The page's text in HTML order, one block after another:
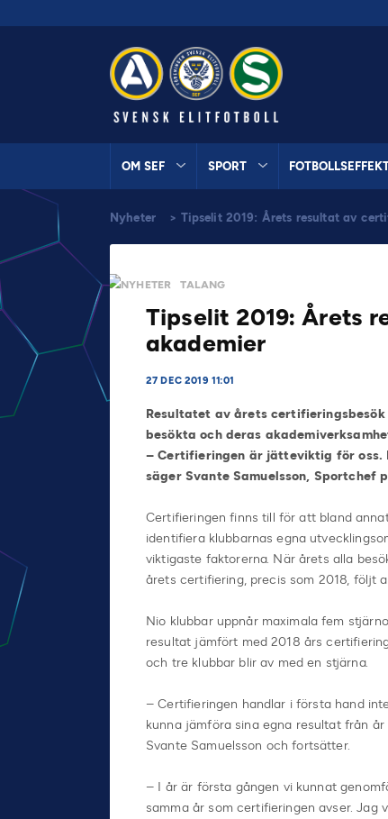
OM SEF SPORT
Nyheter > Tipselit 2019: Årets resultat av
NYHETER TALANG
Tipselit 2019: Årets
akademier
27 DEC 2019 11:01
Resultatet av årets
besökta och deras
– Certifieringen är jätteviktig för oss.
säger Svante Samuelsson, Sportchef
Certifieringen finns till för att bland
identifiera klubbarnas egna
viktigaste faktorerna. När årets alla
årets certifiering, precis som 2018, följt
Nio klubbar uppnår maximala fem
resultat jämfört med 2018 års
och tre klubbar blir av med en stjärna.
– Certifieringen handlar i första hand
kunna jämföra sina egna resultat från
Svante Samuelsson och fortsätter.
– I år är första gången vi kunnat
samma år som certifieringen avser. Jag